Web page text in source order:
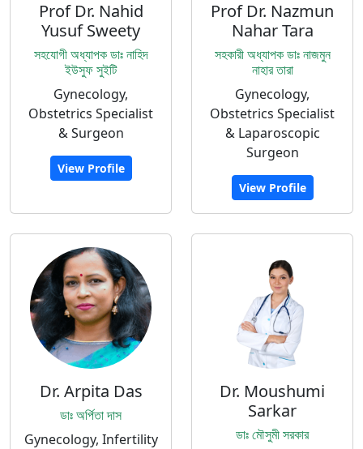
Prof Dr. Nahid
Yusuf Sweety
সহযোগী অধ্যাপক ডাঃ নাহিদ
ইউসুফ সুইটি
Gynecology,
Obstetrics Specialist
& Surgeon
View Profile
Prof Dr. Nazmun
Nahar Tara
সহকারী অধ্যাপক ডাঃ নাজমুন
নাহার তারা
Gynecology,
Obstetrics Specialist
& Laparoscopic
Surgeon
View Profile
Dr. Arpita Das
ডাঃ অর্পিতা দাস
Gynecology, Infertility
Dr. Moushumi
Sarkar
ডাঃ মৌসুমী সরকার